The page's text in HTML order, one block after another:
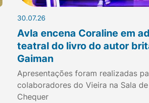
30.07.26
Avla encena Coraline em
teatral do livro do autor
Gaiman
Apresentações foram realizadas
colaboradores do Vieira na Sala
Chequer